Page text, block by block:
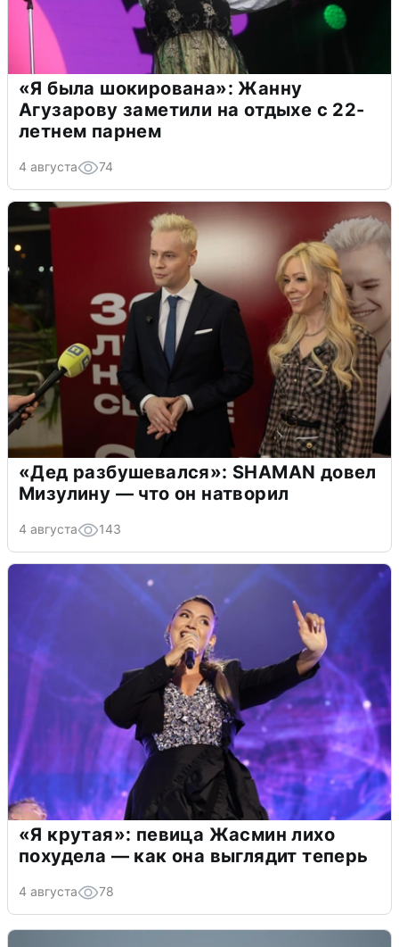
«Я была шокирована»: Жанну
Агузарову заметили на отдыхе с 22-
летнем парнем
4 августа 74
«Дед разбушевался»: SHAMAN довел
Мизулину — что он натворил
4 августа 143
«Я крутая»: певица Жасмин лихо
похудела — как она выглядит теперь
4 августа 78